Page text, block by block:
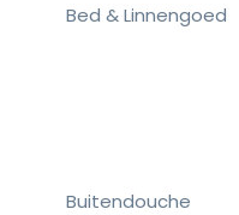
Bed & Linnengoed
Buitendouche